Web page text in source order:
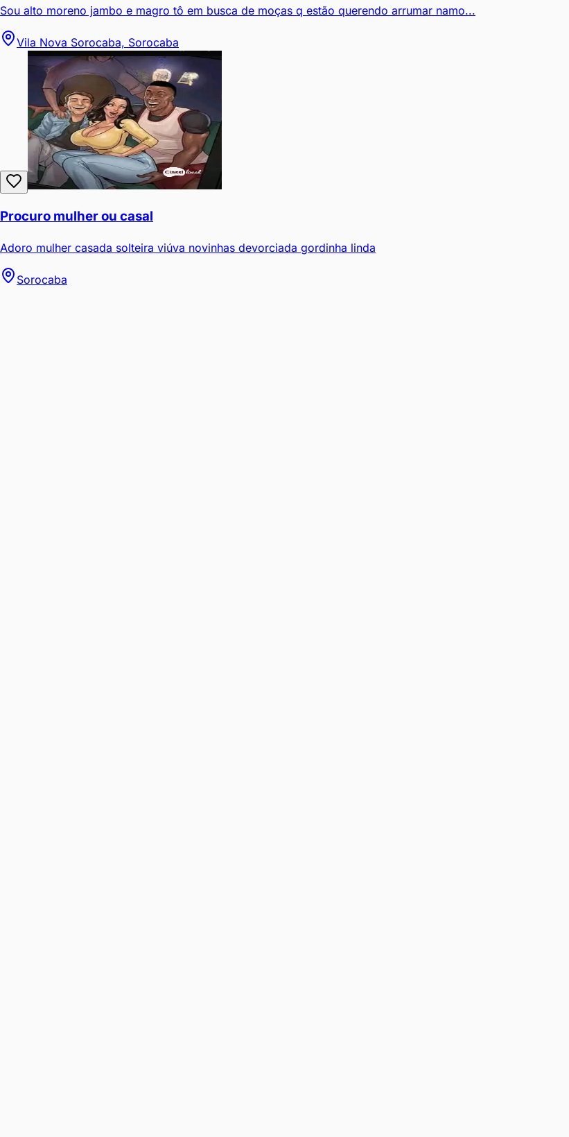
Sou alto moreno jambo e magro tô em busca de moças q estão querendo arrumar namo...
Vila Nova Sorocaba, Sorocaba
Procuro mulher ou casal
Adoro mulher casada solteira viúva novinhas devorciada gordinha linda
Sorocaba